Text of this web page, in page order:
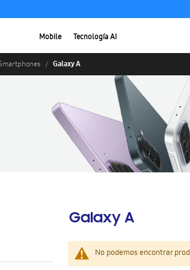
Mobile Tecnología AI
Galaxy A
Galaxy A
No podemos encontrar